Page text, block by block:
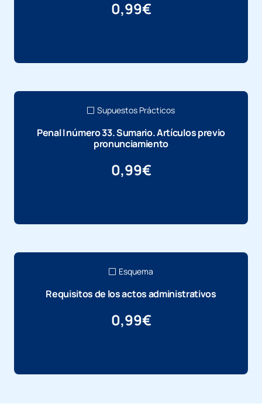
0,99€
Supuestos Prácticos
Penal I número 33. Sumario. Artículos previo
pronunciamiento
0,99€
Esquema
Requisitos de los actos administrativos
0,99€